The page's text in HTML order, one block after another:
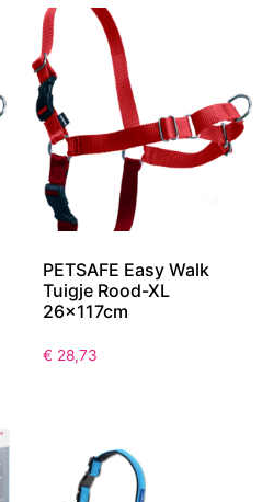
PETSAFE Easy Walk
Tuigje Rood-XL
26x117cm
€ 28,73